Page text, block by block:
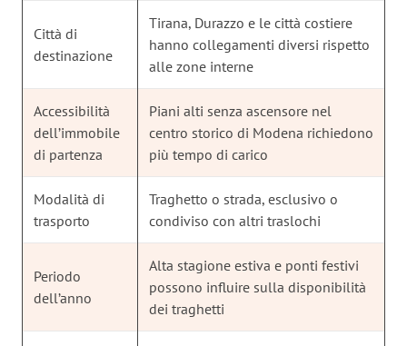
Città di
destinazione
Tirana, Durazzo e le città costiere
hanno collegamenti diversi rispetto
alle zone interne
Accessibilità
dell’immobile
di partenza
Piani alti senza ascensore nel
centro storico di Modena richiedono
più tempo di carico
Modalità di
trasporto
Traghetto o strada, esclusivo o
condiviso con altri traslochi
Periodo
dell’anno
Alta stagione estiva e ponti festivi
possono influire sulla disponibilità
dei traghetti